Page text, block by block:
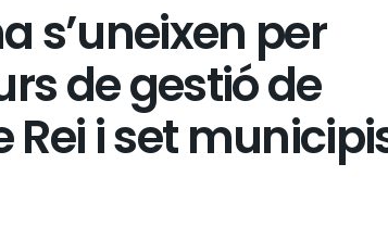
s’uneixen per
de gestió de
Rei i set